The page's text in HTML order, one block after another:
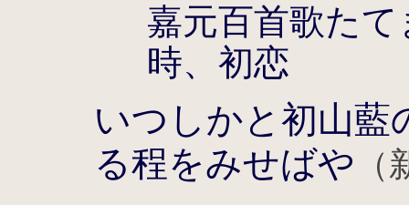
嘉元百首歌た
時、初恋
いつしかと初山藍
る程をみせばや